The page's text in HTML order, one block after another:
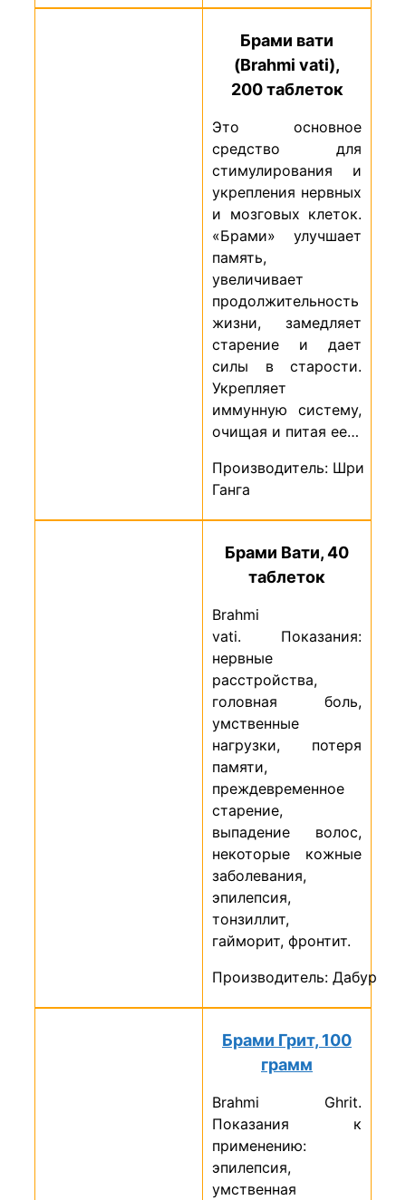
Брами вати
(Brahmi vati),
200 таблеток
Это основное
средство для
стимулирования и
укрепления нервных
и мозговых клеток.
«Брами» улучшает
память,
увеличивает
продолжительность
жизни, замедляет
старение и дает
силы в старости.
Укрепляет
иммунную систему,
очищая и питая ее…
Производитель: Шри
Ганга
Брами Вати, 40
таблеток
Brahmi
vati. Показания:
нервные
расстройства,
головная боль,
умственные
нагрузки, потеря
памяти,
преждевременное
старение,
выпадение волос,
некоторые кожные
заболевания,
эпилепсия,
тонзиллит,
гайморит, фронтит.
Производитель: Дабур
Брами Грит, 100
грамм
Brahmi Ghrit.
Показания к
применению:
эпилепсия,
умственная